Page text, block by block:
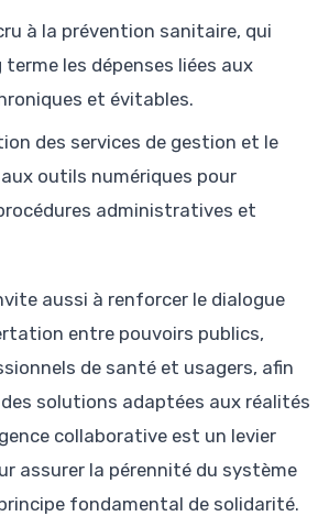
à la prévention sanitaire, qui
les dépenses liées aux
et évitables.
des services de gestion et le
outils numériques pour
administratives et
aussi à renforcer le dialogue
entre pouvoirs publics,
de santé et usagers, afin
solutions adaptées aux réalités
collaborative est un levier
assurer la pérennité du système
fondamental de solidarité.